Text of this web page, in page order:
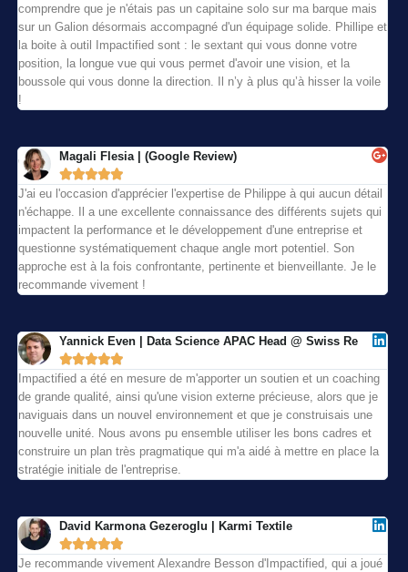
comprendre que je n'étais pas un capitaine solo sur ma barque mais
sur un Galion désormais accompagné d'un équipage solide. Phillipe et
la boite à outil Impactified sont : le sextant qui vous donne votre
position, la longue vue qui vous permet d'avoir une vision, et la
boussole qui vous donne la direction. Il n’y à plus qu’à hisser la voile
!
Magali Flesia | (Google Review)

J'ai eu l'occasion d'apprécier l'expertise de Philippe à qui aucun détail
n'échappe. Il a une excellente connaissance des différents sujets qui
impactent la performance et le développement d'une entreprise et
questionne systématiquement chaque angle mort potentiel. Son
approche est à la fois confrontante, pertinente et bienveillante. Je le
recommande vivement !
Yannick Even | Data Science APAC Head @ Swiss Re

Impactified a été en mesure de m'apporter un soutien et un coaching
de grande qualité, ainsi qu'une vision externe précieuse, alors que je
naviguais dans un nouvel environnement et que je construisais une
nouvelle unité. Nous avons pu ensemble utiliser les bons cadres et
construire un plan très pragmatique qui m'a aidé à mettre en place la
stratégie initiale de l'entreprise.
David Karmona Gezeroglu | Karmi Textile

Je recommande vivement Alexandre Besson d'Impactified, qui a joué